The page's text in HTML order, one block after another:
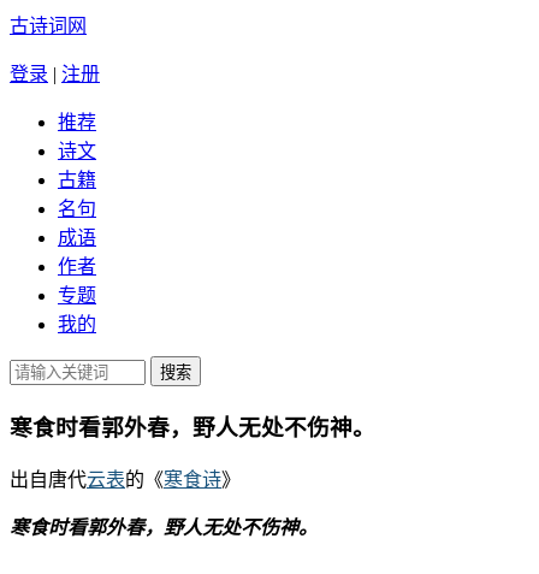
古诗词网
登录 | 注册
推荐
诗文
古籍
名句
成语
作者
专题
我的
寒食时看郭外春，野人无处不伤神。
出自唐代云表的《寒食诗》
寒食时看郭外春，野人无处不伤神。